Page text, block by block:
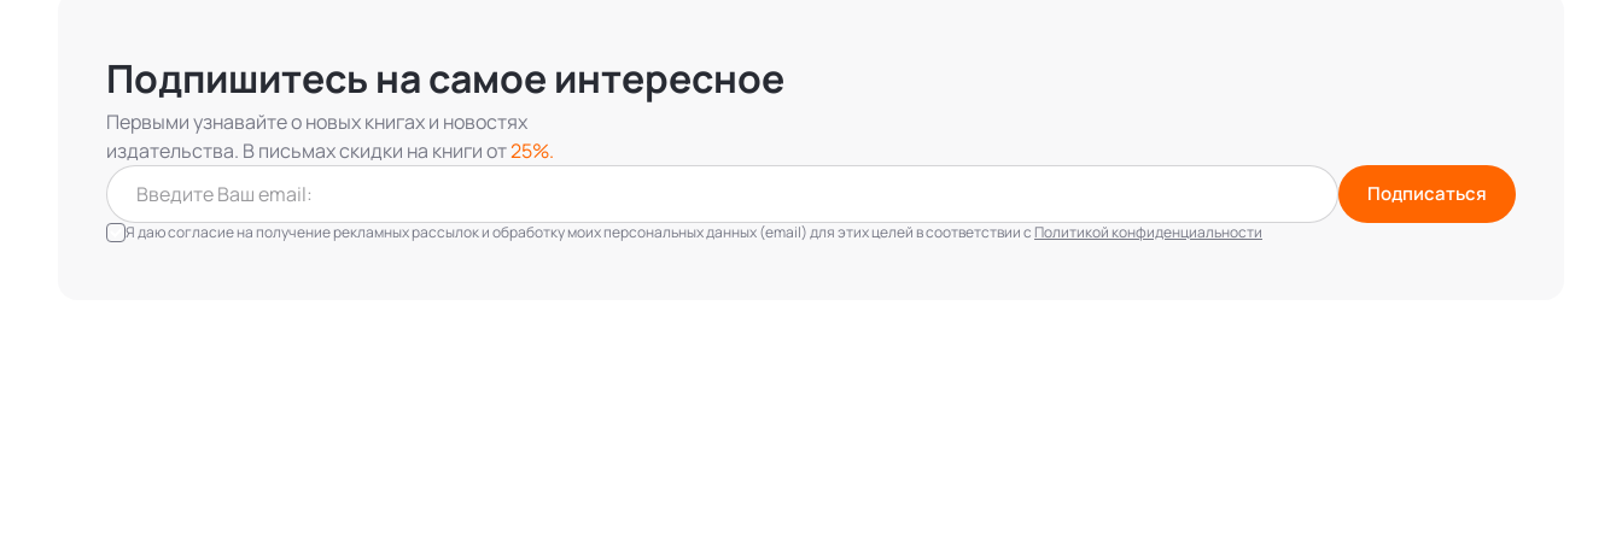
Подпишитесь на самое интересное
Первыми узнавайте о новых книгах и новостях
издательства. В письмах скидки на книги от25%.
Подписаться
Я даю согласие на получение рекламных рассылок и обработку моих персональных данных (email) для этих целей в соответствии с Политикой конфиденциальности